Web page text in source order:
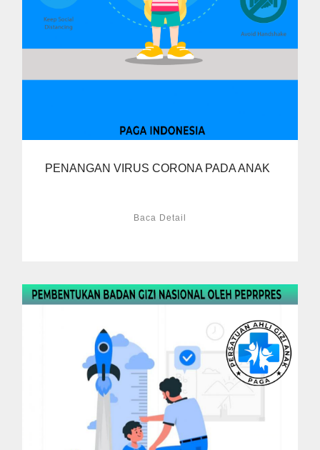
PENANGAN VIRUS CORONA PADA ANAK
Baca Detail